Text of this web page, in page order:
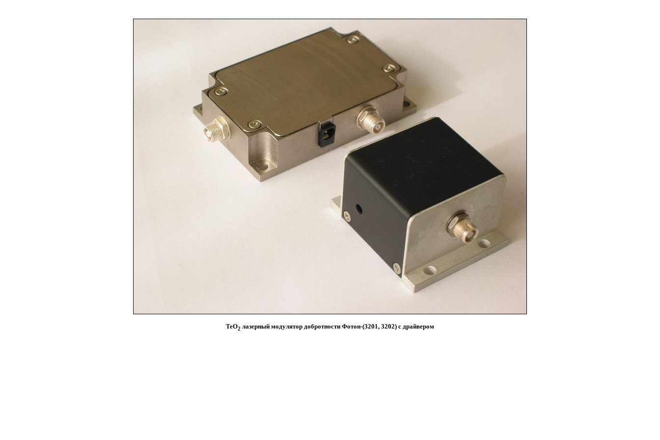
TeO2 лазерный модулятор добротности Фотон-(3201, 3202) с драйвером